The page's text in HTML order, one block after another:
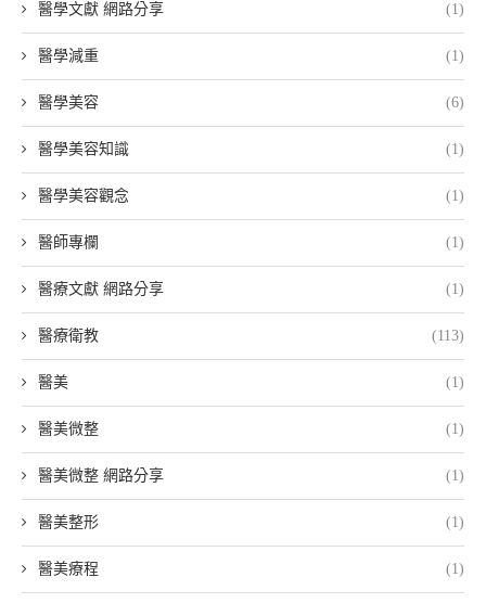
醫學文獻 網路分享 (1)
醫學減重 (1)
醫學美容 (6)
醫學美容知識 (1)
醫學美容觀念 (1)
醫師專欄 (1)
醫療文獻 網路分享 (1)
醫療衛教 (113)
醫美 (1)
醫美微整 (1)
醫美微整 網路分享 (1)
醫美整形 (1)
醫美療程 (1)